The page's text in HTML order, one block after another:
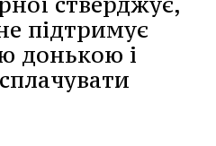
підтримує
донькою і